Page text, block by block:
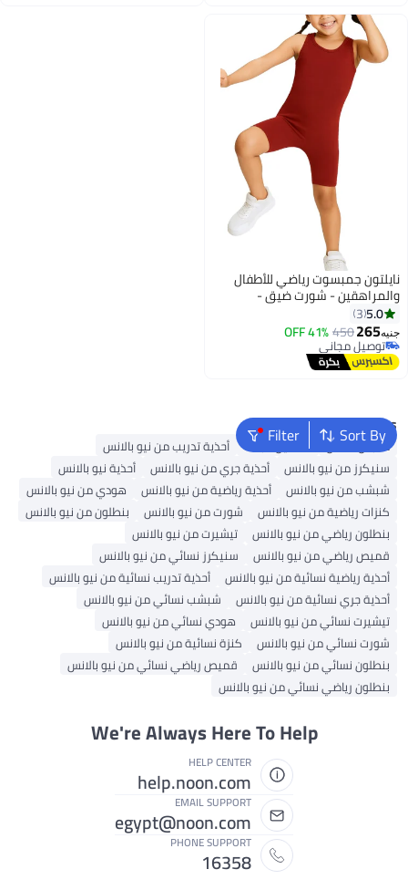
نايلتون جمبسوت رياضي للأطفال
والمراهقين - شورت ضيق -
جمبسوت مريح قابل للتمدد للبنات
5.0
3
جنيه265
450
41% OFF
توصيل مجاني
توصيل مجاني
Sort By
FilterPopular Searches
ملابس اطفال فساتين للبنات
أحذية تدريب من نيو بالانس
سنيكرز من نيو بالانس
أحذية جري من نيو بالانس
أحذية نيو بالانس
شبشب من نيو بالانس
أحذية رياضية من نيو بالانس
هودي من نيو بالانس
كنزات رياضية من نيو بالانس
شورت من نيو بالانس
بنطلون من نيو بالانس
بنطلون رياضي من نيو بالانس
تيشيرت من نيو بالانس
قميص رياضي من نيو بالانس
سنيكرز نسائي من نيو بالانس
أحذية رياضية نسائية من نيو بالانس
أحذية تدريب نسائية من نيو بالانس
أحذية جري نسائية من نيو بالانس
شبشب نسائي من نيو بالانس
تيشيرت نسائي من نيو بالانس
هودي نسائي من نيو بالانس
شورت نسائي من نيو بالانس
كنزة نسائية من نيو بالانس
بنطلون نسائي من نيو بالانس
قميص رياضي نسائي من نيو بالانس
بنطلون رياضي نسائي من نيو بالانس
We're Always Here To Help
HELP CENTER
help.noon.com
EMAIL SUPPORT
egypt@noon.com
PHONE SUPPORT
16358